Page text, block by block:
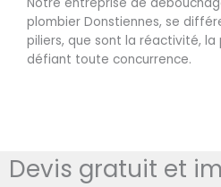
plombier Donstiennes, se
piliers, que sont la réactivité,
défiant toute concurrence.
Devis gratuit et